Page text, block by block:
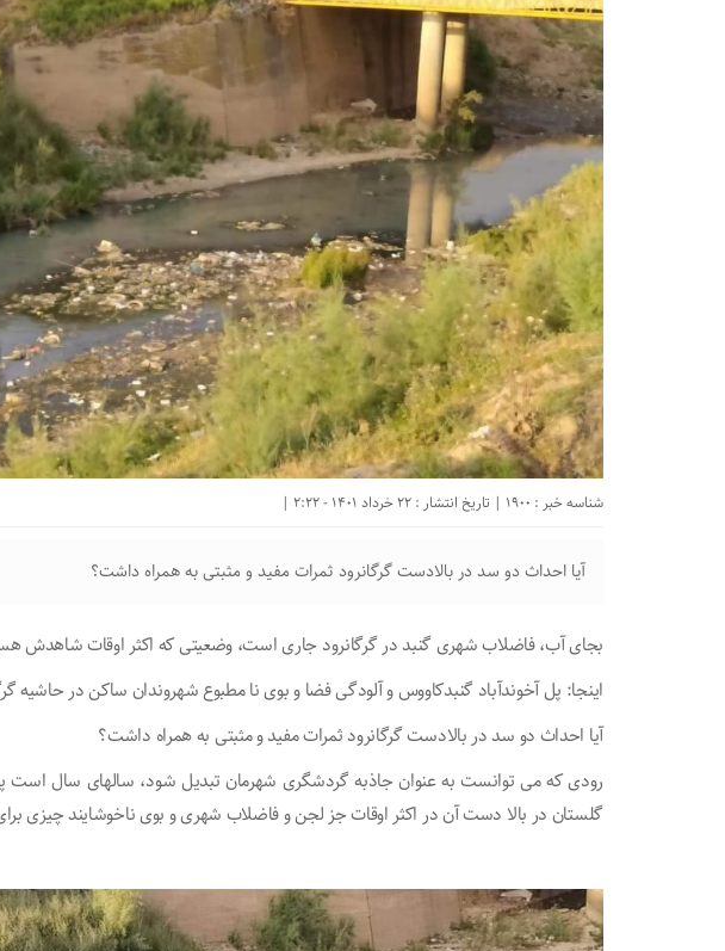
شناسه خبر : 1900 | تاریخ انتشار : 22 خرداد 1401 - 2:22 |
آیا احداث دو سد در بالادست گرگانرود ثمرات مفید و مثبتی به همراه داشت؟
بجای آب، فاضلاب شهری گنبد در گرگانرود جاری است، وضعیتی که اکثر اوقات شاهدش
اینجا: پل آخوندآباد گنبدکاووس و آلودگی فضا و بوی نا مطبوع شهروندان ساکن در حاشیه
آیا احداث دو سد در بالادست گرگانرود ثمرات مفید و مثبتی به همراه داشت؟
رودی که می توانست به عنوان جاذبه گردشگری شهرمان تبدیل شود، سالهای سال
گلستان در بالا دست آن در اکثر اوقات جز لجن و فاضلاب شهری و بوی ناخوشایند چیزی